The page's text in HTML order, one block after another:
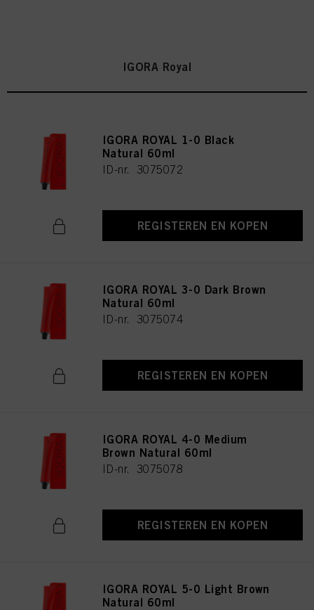
IGORA Royal
IGORA ROYAL 1-0 Black
Natural 60ml
ID-nr. 3075072
REGISTEREN EN KOPEN
IGORA ROYAL 3-0 Dark Brown
Natural 60ml
ID-nr. 3075074
REGISTEREN EN KOPEN
IGORA ROYAL 4-0 Medium
Brown Natural 60ml
ID-nr. 3075078
REGISTEREN EN KOPEN
IGORA ROYAL 5-0 Light Brown
Natural 60ml